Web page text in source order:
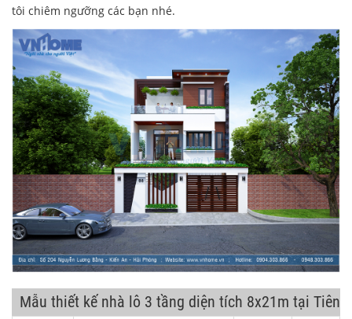
tôi chiêm ngưỡng các bạn nhé.
Mẫu thiết kế nhà lô 3 tầng diện tích 8x21m tại Tiên